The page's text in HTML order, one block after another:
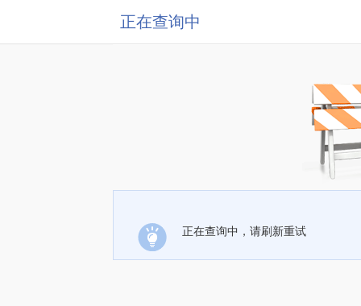
正在查询中
正在查询中，请刷新重试